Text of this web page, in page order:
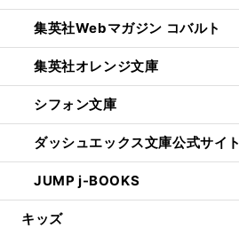
集英社Webマガジン コバルト
集英社オレンジ文庫
シフォン文庫
ダッシュエックス文庫公式サイト
JUMP j-BOOKS
キッズ